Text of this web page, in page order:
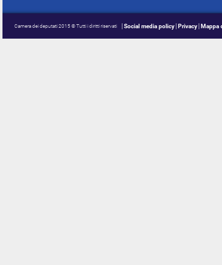
Camera dei deputati 2015 © Tutti i diritti riservati Social media policy Privacy Mappa